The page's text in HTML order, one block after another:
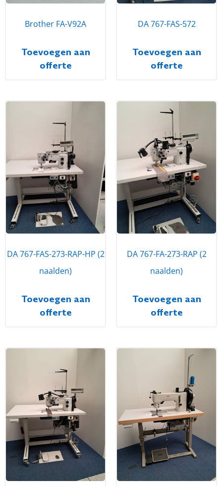
Brother FA-V92A
Toevoegen aan
offerte
DA 767-FAS-572
Toevoegen aan
offerte
DA 767-FAS-273-RAP-HP (2
naalden)
Toevoegen aan
offerte
DA 767-FA-273-RAP (2
naalden)
Toevoegen aan
offerte